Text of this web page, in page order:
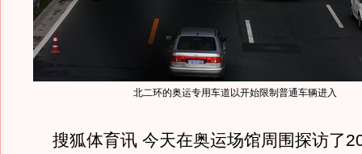
北二环的奥运专用车道以开始限制普通车辆进入
搜狐体育讯 今天在奥运场馆周围探访了